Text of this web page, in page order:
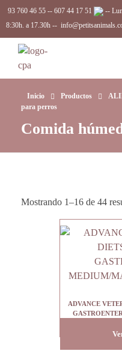
93 760 46 55 -- 607 44 17 51
--
8:30h. a 17.30h --
Complements Petits Animals, S.L.
Inicio Productos
para perros
Comida
Mostrando 1–16 de 44
ADVANCE